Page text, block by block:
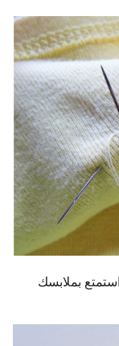
بملابسك